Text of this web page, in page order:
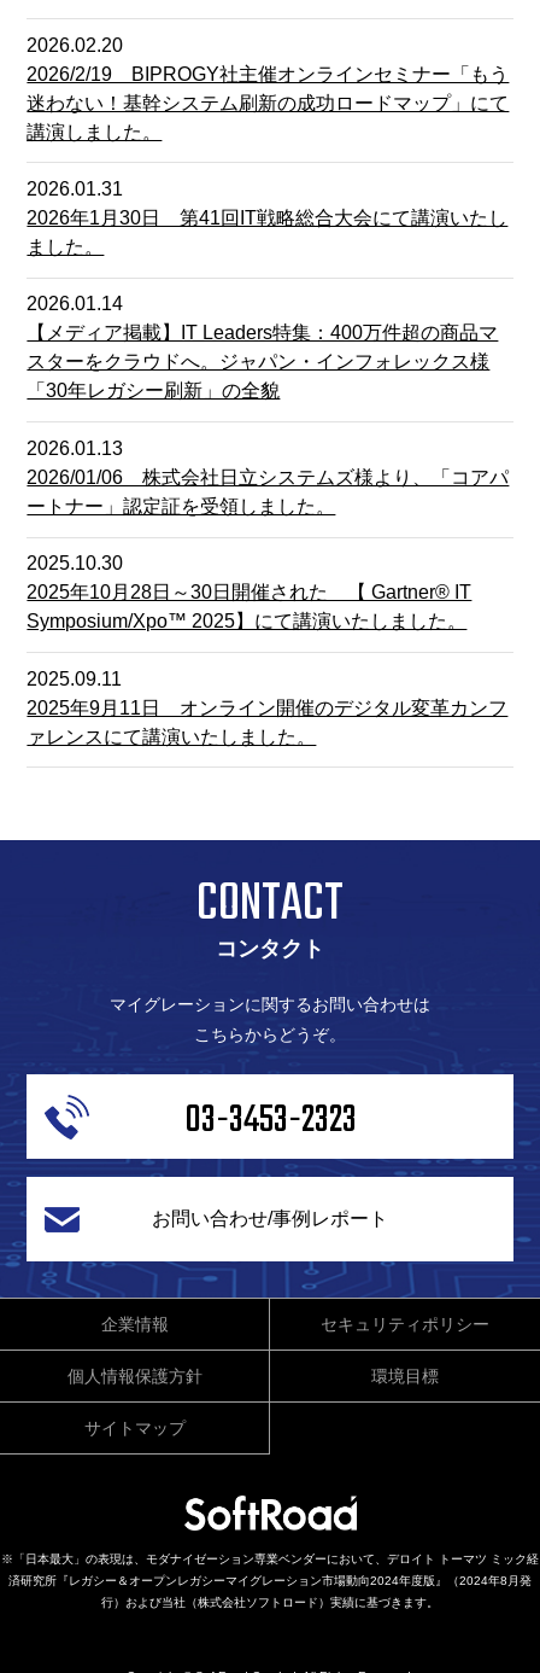
2026.02.20
2026/2/19 BIPROGY社主催オンラインセミナー「もう
迷わない！基幹システム刷新の成功ロードマップ」にて
講演しました。
2026.01.31
2026年1月30日 第41回IT戦略総合大会にて講演いたし
ました。
2026.01.14
【メディア掲載】IT Leaders特集：400万件超の商品マ
スターをクラウドへ。ジャパン・インフォレックス様
「30年レガシー刷新」の全貌
2026.01.13
2026/01/06 株式会社日立システムズ様より、「コアパ
ートナー」認定証を受領しました。
2025.10.30
2025年10月28日～30日開催された 【 Gartner® IT
Symposium/Xpo™ 2025】にて講演いたしました。
2025.09.11
2025年9月11日 オンライン開催のデジタル変革カンフ
ァレンスにて講演いたしました。
CONTACT
コンタクト
マイグレーションに関するお問い合わせは
こちらからどうぞ。
03-3453-2323
お問い合わせ/事例レポート
企業情報 セキュリティポリシー
個人情報保護方針 環境目標
サイトマップ
※「日本最大」の表現は、モダナイゼーション専業ベンダーにおいて、デロイト トーマツ ミック経
済研究所『レガシー＆オープンレガシーマイグレーション市場動向2024年度版』（2024年8月発
行）および当社（株式会社ソフトロード）実績に基づきます。